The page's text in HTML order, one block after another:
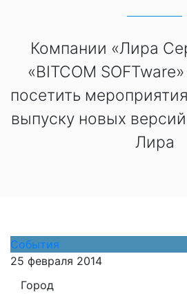
Компании «Лира
«BITCOM
посетить
выпуску новых
Лира
События
25 февраля 2014
Город